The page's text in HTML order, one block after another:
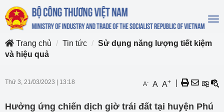
Trang chủ
Tin tức
Sử dụng năng lượng tiết kiệm
và hiệu quả
Thứ 3, 21/03/2023 13:18 A- A A+
Hưởng ứng chiến dịch giờ trái đất tại huyện Phú